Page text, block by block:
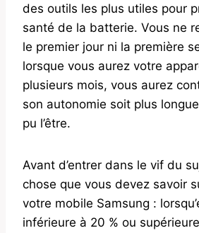
des outils les plus utiles pour
santé de la batterie. Vous ne
le premier jour ni la première
lorsque vous aurez votre
plusieurs mois, vous aurez
son autonomie soit plus longue
pu l’être.
Avant d’entrer dans le vif du
chose que vous devez savoir
votre mobile Samsung :
inférieure à 20 % ou